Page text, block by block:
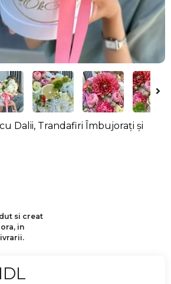
Dalii, Trandafiri Îmbujorați și
si creat
in